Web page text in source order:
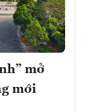
mở
mới